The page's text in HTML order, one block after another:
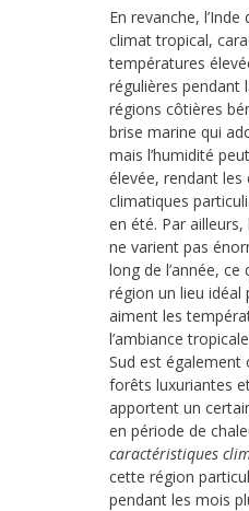
En revanche,
climat tropical,
températures
régulières pendant
régions côtières
brise marine qui
mais l’humidité
élevée, rendant les
climatiques
en été. Par
ne varient pas
long de l’année,
région un lieu idéal
aiment les
l’ambiance
Sud est également
forêts luxuriantes
apportent un
en période de
caractéristiques
cette région
pendant les mois